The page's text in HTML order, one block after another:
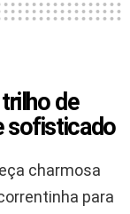
de
sofisticado
charmosa
para